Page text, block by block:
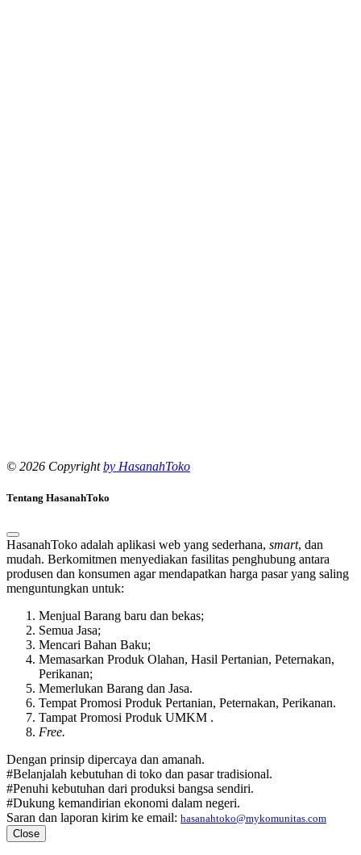
© 2026 Copyrightby HasanahToko
Tentang HasanahToko
HasanahToko adalah aplikasi web yang sederhana, smart, dan
mudah. Berkomitmen menyediakan fasilitas penghubung antara
produsen dan konsumen agar mendapatkan harga pasar yang saling
menguntungkan untuk:
Menjual Barang baru dan bekas;
Semua Jasa;
Mencari Bahan Baku;
Memasarkan Produk Olahan, Hasil Pertanian, Peternakan,
Perikanan;
Memerlukan Barang dan Jasa.
Tempat Promosi Produk Pertanian, Peternakan, Perikanan.
Tampat Promosi Produk UMKM .
Free.
Dengan prinsip dipercaya dan amanah.
#Belanjalah kebutuhan di toko dan pasar tradisional.
#Penuhi kebutuhan dari produksi bangsa sendiri.
#Dukung kemandirian ekonomi dalam negeri.
Saran dan laporan kirim ke email: hasanahtoko@mykomunitas.com
Close